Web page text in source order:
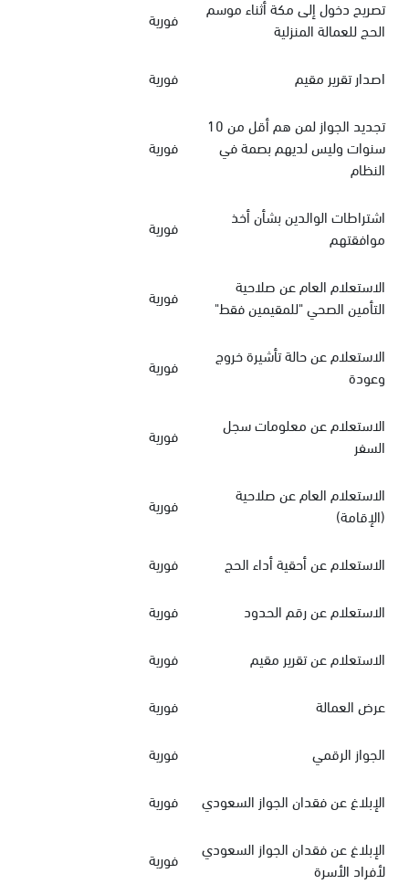
تصريح دخول إلى مكة أثناء موسم
الحج للعمالة المنزلية
فورية
اصدار تقرير مقيم
فورية
تجديد الجواز لمن هم أقل من 10
سنوات وليس لديهم بصمة في
النظام
فورية
اشتراطات الوالدين بشأن أخذ
موافقتهم
فورية
الاستعلام العام عن صلاحية
التأمين الصحي "للمقيمين فقط"
فورية
الاستعلام عن حالة تأشيرة خروج
وعودة
فورية
الاستعلام عن معلومات سجل
السفر
فورية
الاستعلام العام عن صلاحية
(الإقامة)
فورية
الاستعلام عن أحقية أداء الحج
فورية
الاستعلام عن رقم الحدود
فورية
الاستعلام عن تقرير مقيم
فورية
عرض العمالة
فورية
الجواز الرقمي
فورية
الإبلاغ عن فقدان الجواز السعودي
فورية
الإبلاغ عن فقدان الجواز السعودي
لأفراد الأسرة
فورية